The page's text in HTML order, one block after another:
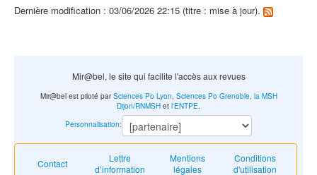
Dernière modification : 03/06/2026 22:15 (titre : mise à jour).
Mir@bel, le site qui facilite l'accès aux revues
Contact
Lettre
d’information
Mentions
légales
Conditions
d'utilisation
Mir@bel est piloté parSciences Po Lyon Sciences Po Grenoble, la MSH
Dijon/RNMSH et l'ENTPE
Personnalisation: